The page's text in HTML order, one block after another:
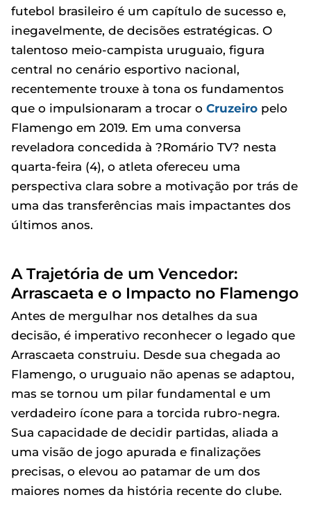
futebol brasileiro é um capítulo de sucesso e,
inegavelmente, de decisões estratégicas. O
talentoso meio-campista uruguaio, figura
central no cenário esportivo nacional,
recentemente trouxe à tona os fundamentos
que o impulsionaram a trocar o Cruzeiro pelo
Flamengo em 2019. Em uma conversa
reveladora concedida à ?Romário TV? nesta
quarta-feira (4), o atleta ofereceu uma
perspectiva clara sobre a motivação por trás de
uma das transferências mais impactantes dos
últimos anos.
A Trajetória de um Vencedor:
Arrascaeta e o Impacto no Flamengo
Antes de mergulhar nos detalhes da sua
decisão, é imperativo reconhecer o legado que
Arrascaeta construiu. Desde sua chegada ao
Flamengo, o uruguaio não apenas se adaptou,
mas se tornou um pilar fundamental e um
verdadeiro ícone para a torcida rubro-negra.
Sua capacidade de decidir partidas, aliada a
uma visão de jogo apurada e finalizações
precisas, o elevou ao patamar de um dos
maiores nomes da história recente do clube.